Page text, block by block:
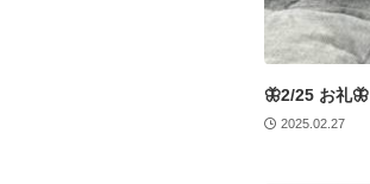
🦋2/25 お礼🦋
2025.02.27